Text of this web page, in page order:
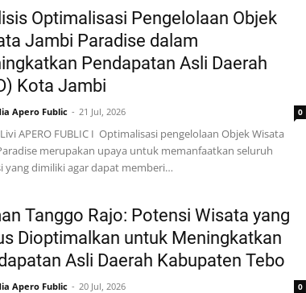
Optimalisasi Pengelolaan Objek
Jambi Paradise dalam
Pendapatan Asli Daerah
Kota Jambi
Apero Fublic 21 Jul, 2026 0
APERO FUBLIC I Optimalisasi pengelolaan Objek Wisata
merupakan upaya untuk memanfaatkan seluruh
yang dimiliki agar dapat memberi…
Tanggo Rajo: Potensi Wisata yang
Dioptimalkan untuk Meningkatkan
Asli Daerah Kabupaten Tebo
Apero Fublic 20 Jul, 2026 0